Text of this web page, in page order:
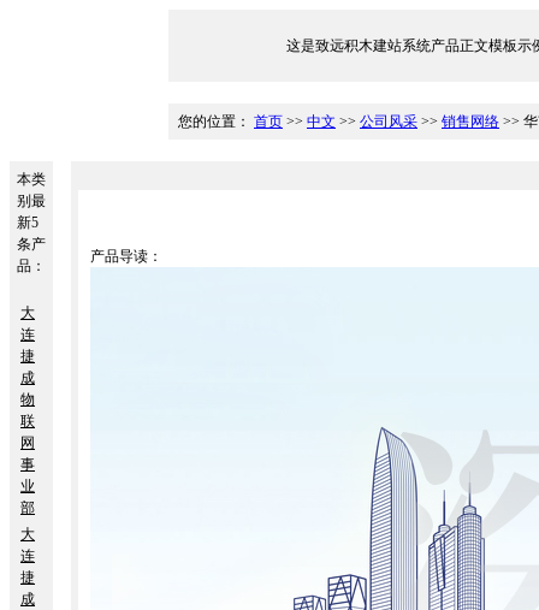
这是致远积木建站系统产品正文模板示
您的位置： 首页 >> 中文 >> 公司风采 >> 销售网络 >>
本类
别最
新5
条产
品：
大
连
捷
成
物
联
网
事
业
部
大
连
捷
成
产品导读：